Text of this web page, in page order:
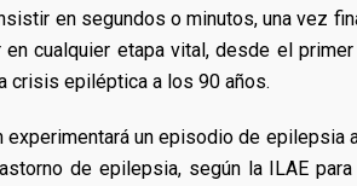
en segundos o minutos, una vez
cualquier etapa vital, desde el
crisis epiléptica a los 90 años.
un episodio de epilepsia
de epilepsia, según la ILAE